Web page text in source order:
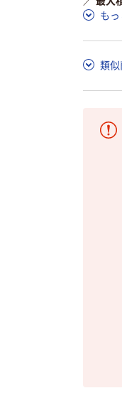
もっ
類似